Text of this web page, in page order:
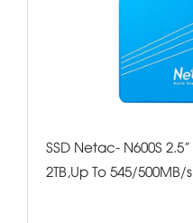
SSD Netac- N600S
2TB,Up To 545/500MB/s